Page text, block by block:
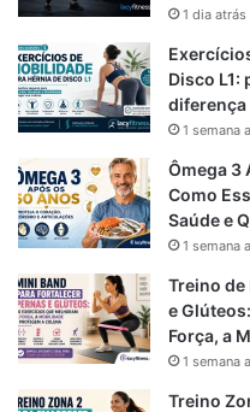
Evite cargas muito
técnica
Não utilize Drop Sets
1-2 vezes por semana
Priorize alongamento
Combine com
Drop Sets: As Drop Sets
indicada para quem já tem
buscacrescimento
1 dia atrás
Disco L1:
diferença
1 semana
Ômega 3
Como
Saúde e
1 semana
Treino de
e
Força, a
1 semana
Treino